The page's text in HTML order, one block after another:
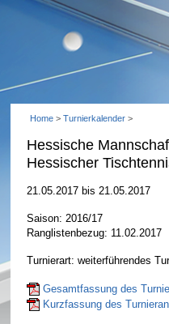
Home > Turnierkalender >
Hessische
Hessischer
21.05.2017 bis 21.05.2017
Saison: 2016/17
Ranglistenbezug: 11.02.2017
Turnierart: weiterführendes
Gesamtfassung des
Kurzfassung des